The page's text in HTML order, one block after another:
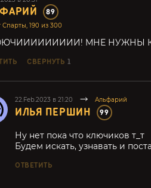
89
Спарты, 190 из 300
МНЕ НУЖНЫ
СВЕРНУТЬ 1
22.Feb.2023 в 21:20 Альфарий
ИЛЬЯ ПЕРШИН 99
Ну нет пока что ключиков т_т
Будем искать, узнавать и
ОТВЕТИТЬ